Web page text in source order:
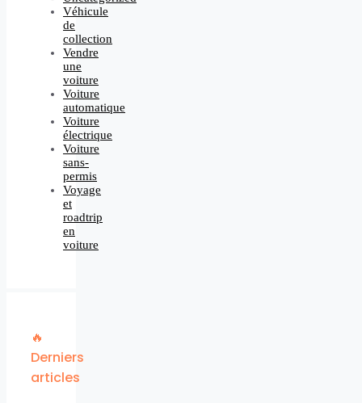
Véhicule
de
collection
Vendre
une
voiture
Voiture
automatique
Voiture
électrique
Voiture
sans-
permis
Voyage
et
roadtrip
en
voiture
🔥
Derniers
articles